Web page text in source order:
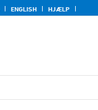
ENGLISH HJÆLP